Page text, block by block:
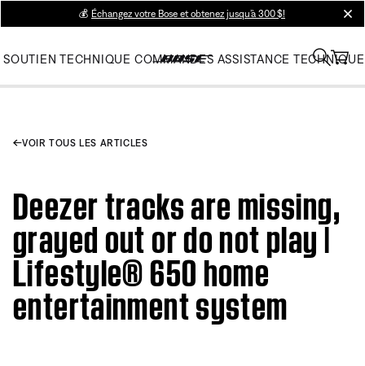
💰 Échangez votre Bose et obtenez jusqu’à 300 $!
SOUTIEN TECHNIQUE COMMANDES ASSISTANCE TECHNIQUE
VOIR TOUS LES ARTICLES
Deezer tracks are missing,
grayed out or do not play |
Lifestyle® 650 home
entertainment system